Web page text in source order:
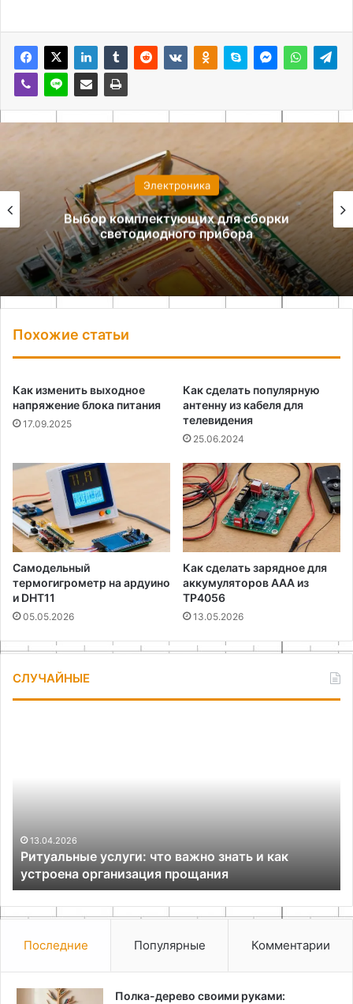
Электроника
Выбор комплектующих для сборки
светодиодного прибора
Похожие статьи
Как изменить выходное
напряжение блока питания
17.09.2025
Как сделать популярную
антенну из кабеля для
телевидения
25.06.2024
Самодельный
термогигрометр на ардуино
и DHT11
05.05.2026
Как сделать зарядное для
аккумуляторов AAA из
TP4056
13.05.2026
СЛУЧАЙНЫЕ
устроена
организация
прощания
13.04.2026
Ритуальные услуги: что важно знать и как
устроена организация прощания
Последние Популярные Комментарии
Полка-дерево своими руками: